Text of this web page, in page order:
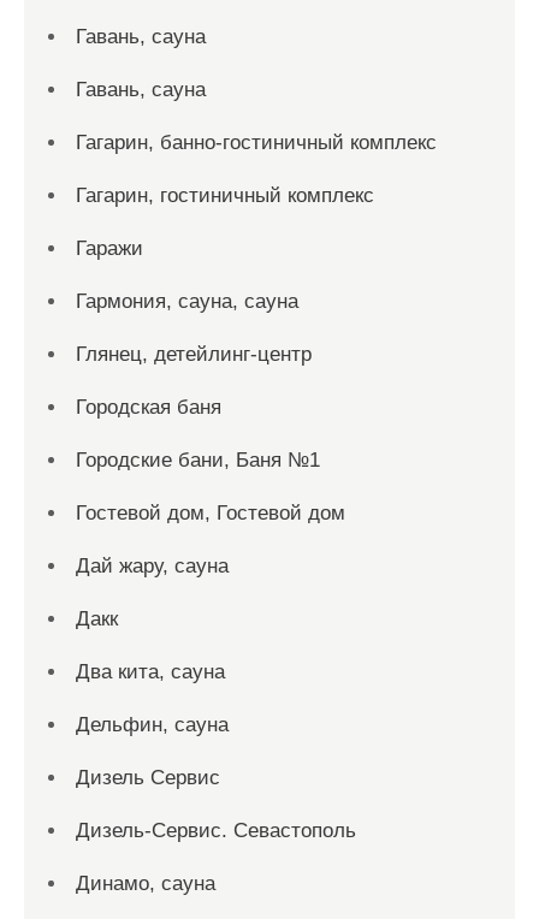
Гавань, сауна
Гавань, сауна
Гагарин, банно-гостиничный комплекс
Гагарин, гостиничный комплекс
Гаражи
Гармония, сауна, сауна
Глянец, детейлинг-центр
Городская баня
Городские бани, Баня №1
Гостевой дом, Гостевой дом
Дай жару, сауна
Дакк
Два кита, сауна
Дельфин, сауна
Дизель Сервис
Дизель-Сервис. Севастополь
Динамо, сауна